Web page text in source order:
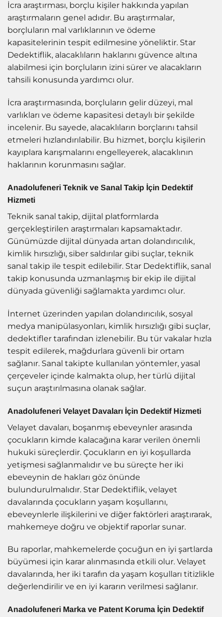
İcra araştırması, borçlu kişiler hakkında yapılan
araştırmaların genel adıdır. Bu araştırmalar,
borçluların mal varlıklarının ve ödeme
kapasitelerinin tespit edilmesine yöneliktir. Star
Dedektiflik, alacaklıların haklarını güvence altına
alabilmesi için borçluların izini sürer ve alacakların
tahsili konusunda yardımcı olur.
İcra araştırmasında, borçluların gelir düzeyi, mal
varlıkları ve ödeme kapasitesi detaylı bir şekilde
incelenir. Bu sayede, alacaklıların borçlarını tahsil
etmeleri hızlandırılabilir. Bu hizmet, borçlu kişilerin
kayıplara karışmalarını engelleyerek, alacaklının
haklarının korunmasını sağlar.
Anadolufeneri Teknik ve Sanal Takip İçin Dedektif
Hizmeti
Teknik sanal takip, dijital platformlarda
gerçekleştirilen araştırmaları kapsamaktadır.
Günümüzde dijital dünyada artan dolandırıcılık,
kimlik hırsızlığı, siber saldırılar gibi suçlar, teknik
sanal takip ile tespit edilebilir. Star Dedektiflik, sanal
takip konusunda uzmanlaşmış bir ekip ile dijital
dünyada güvenliği sağlamakta yardımcı olur.
İnternet üzerinden yapılan dolandırıcılık, sosyal
medya manipülasyonları, kimlik hırsızlığı gibi suçlar,
dedektifler tarafından izlenebilir. Bu tür vakalar hızla
tespit edilerek, mağdurlara güvenli bir ortam
sağlanır. Sanal takipte kullanılan yöntemler, yasal
çerçeveler içinde kalmakta olup, her türlü dijital
suçun araştırılmasına olanak sağlar.
Anadolufeneri Velayet Davaları İçin Dedektif Hizmeti
Velayet davaları, boşanmış ebeveynler arasında
çocukların kimde kalacağına karar verilen önemli
hukuki süreçlerdir. Çocukların en iyi koşullarda
yetişmesi sağlanmalıdır ve bu süreçte her iki
ebeveynin de hakları göz önünde
bulundurulmalıdır. Star Dedektiflik, velayet
davalarında çocukların yaşam koşullarını,
ebeveynlerle ilişkilerini ve diğer faktörleri araştırarak,
mahkemeye doğru ve objektif raporlar sunar.
Bu raporlar, mahkemelerde çocuğun en iyi şartlarda
büyümesi için karar alınmasında etkili olur. Velayet
davalarında, her iki tarafın da yaşam koşulları titizlikle
değerlendirilir ve en iyi kararın verilmesi sağlanır.
Anadolufeneri Marka ve Patent Koruma İçin Dedektif